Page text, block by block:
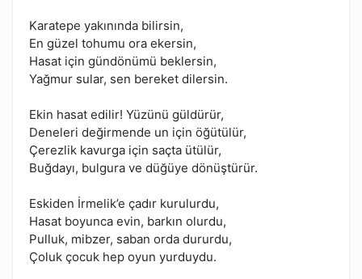
Karatepe yakınında bilirsin,
En güzel tohumu ora ekersin,
Hasat için gündönümü beklersin,
Yağmur sular, sen bereket dilersin.
Ekin hasat edilir! Yüzünü güldürür,
Deneleri değirmende un için öğütülür,
Çerezlik kavurga için saçta ütülür,
Buğdayı, bulgura ve düğüye dönüştürür.
Eskiden İrmelik’e çadır kurulurdu,
Hasat boyunca evin, barkın olurdu,
Pulluk, mibzer, saban orda dururdu,
Çoluk çocuk hep oyun yurduydu.